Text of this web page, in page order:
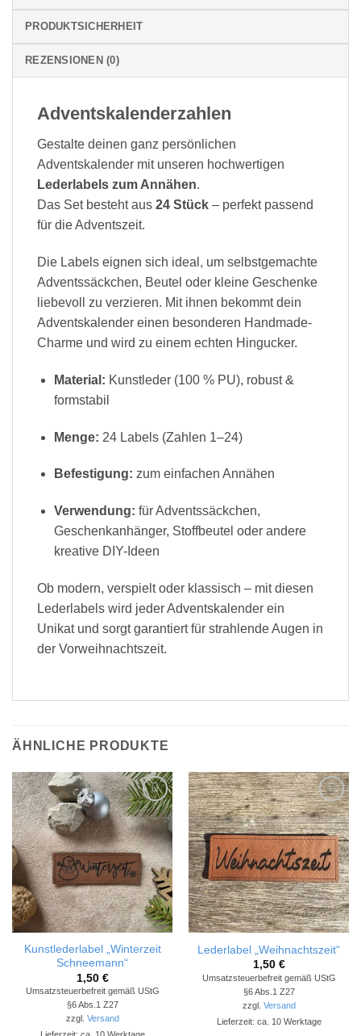
PRODUKTSICHERHEIT
REZENSIONEN (0)
Adventskalenderzahlen
Gestalte deinen ganz persönlichen
Adventskalender mit unseren hochwertigen
Lederlabels zum Annähen.
Das Set besteht aus 24 Stück – perfekt passend
für die Adventszeit.
Die Labels eignen sich ideal, um selbstgemachte
Adventssäckchen, Beutel oder kleine Geschenke
liebevoll zu verzieren. Mit ihnen bekommt dein
Adventskalender einen besonderen Handmade-
Charme und wird zu einem echten Hingucker.
Material: Kunstleder (100 % PU), robust &
formstabil
Menge: 24 Labels (Zahlen 1–24)
Befestigung: zum einfachen Annähen
Verwendung: für Adventssäckchen,
Geschenkanhänger, Stoffbeutel oder andere
kreative DIY-Ideen
Ob modern, verspielt oder klassisch – mit diesen
Lederlabels wird jeder Adventskalender ein
Unikat und sorgt garantiert für strahlende Augen in
der Vorweihnachtszeit.
ÄHNLICHE PRODUKTE
Add to
wishlist
Kunstlederlabel „Winterzeit
Schneemann“
1,50 €
Umsatzsteuerbefreit gemäß UStG
§6 Abs.1 Z27
zzgl. Versand
Add to
wishlist
Lederlabel „Weihnachtszeit“
1,50 €
Umsatzsteuerbefreit gemäß UStG
§6 Abs.1 Z27
zzgl. Versand
Lieferzeit: ca. 10 Werktage